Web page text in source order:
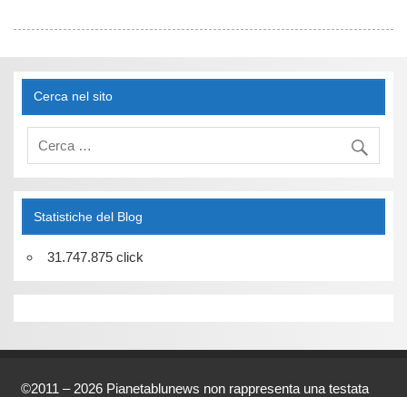
Cerca nel sito
Statistiche del Blog
31.747.875 click
©2011 – 2026 Pianetablunews non rappresenta una testata